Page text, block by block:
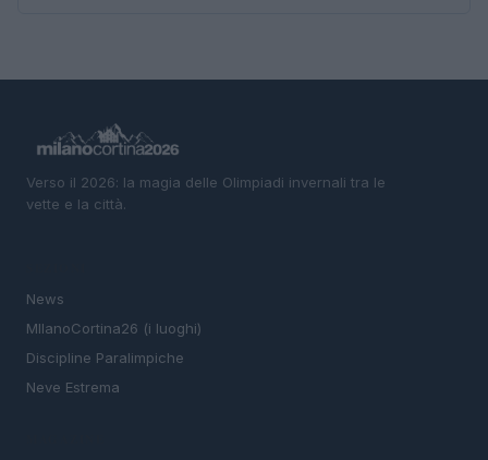
Verso il 2026: la magia delle Olimpiadi invernali tra le
vette e la città.
News
MIlanoCortina26 (i luoghi)
Discipline Paralimpiche
Neve Estrema